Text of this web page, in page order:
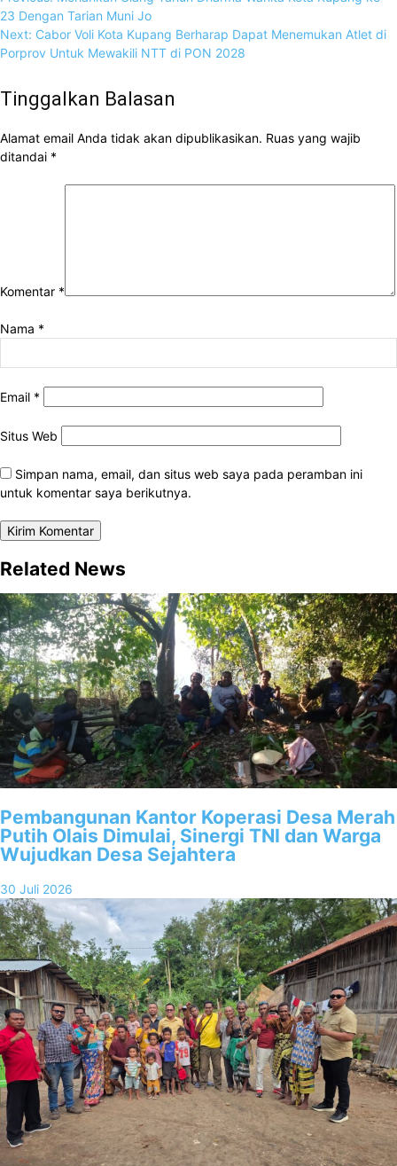
23 Dengan Tarian Muni Jo
Next: Cabor Voli Kota Kupang Berharap Dapat Menemukan Atlet di
Porprov Untuk Mewakili NTT di PON 2028
Tinggalkan Balasan
Alamat email Anda tidak akan dipublikasikan. Ruas yang wajib
ditandai *
Komentar *
Nama *
Email *
Situs Web
Simpan nama, email, dan situs web saya pada peramban ini
untuk komentar saya berikutnya.
Related News
Pembangunan Kantor Koperasi Desa Merah
Putih Olais Dimulai, Sinergi TNI dan Warga
Wujudkan Desa Sejahtera
30 Juli 2026